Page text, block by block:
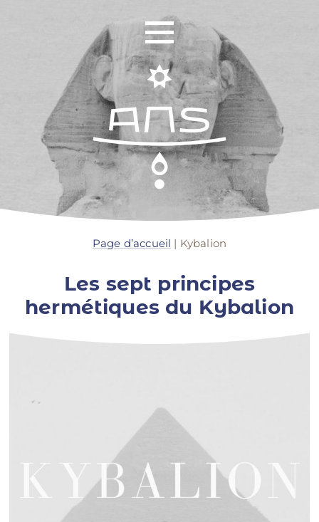
Identité
Réseau Mondial
Formation
Retraites
Boutique en ligne
Calendrier des Réservations
Festival de Yoga 2026
Le Martinet
English
Page d’accueil | Kybalion
Les sept principes
hermétiques du Kybalion